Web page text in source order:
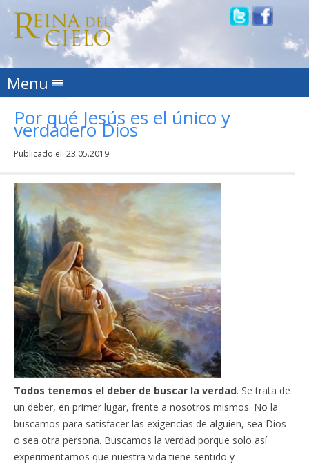
Menu Skip to content
Por qué Jesús es el único y
verdadero Dios
Publicado el: 23.05.2019
Todos tenemos el deber de buscar la verdad. Se trata de
un deber, en primer lugar, frente a nosotros mismos. No la
buscamos para satisfacer las exigencias de alguien, sea Dios
o sea otra persona. Buscamos la verdad porque solo así
experimentamos que nuestra vida tiene sentido y